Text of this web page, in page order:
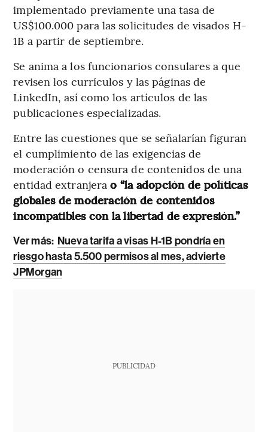
implementado previamente una tasa de
US$100.000 para las solicitudes de visados H-
1B a partir de septiembre.
Se anima a los funcionarios consulares a que
revisen los currículos y las páginas de
LinkedIn, así como los artículos de las
publicaciones especializadas.
Entre las cuestiones que se señalarían figuran
el cumplimiento de las exigencias de
moderación o censura de contenidos de una
entidad extranjerao “la adopción de políticas
globales de moderación de contenidos
incompatibles con la libertad de expresión.”
Ver más: Nueva tarifa a visas H-1B pondría en
riesgo hasta 5.500 permisos al mes, advierte
JPMorgan
PUBLICIDAD